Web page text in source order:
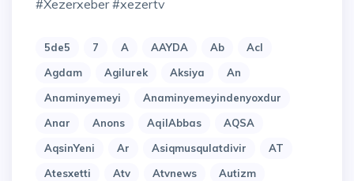
#xezerxeber #xezertv
5de5 7 A AAYDA Ab
Acl
Agdam
Agilurek Aksiya
An
Anaminyemeyi
Anaminyemeyindenyoxdur
Anar
Anons AqilAbbas
AQSA
AqsinYeni
Ar Asiqmusqulatdivir
AT
Atesxetti
Atv Atvnews
Autizm